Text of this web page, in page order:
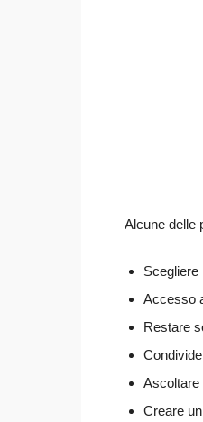
Alcune delle
Accesso
Restare
Ascoltare
Creare